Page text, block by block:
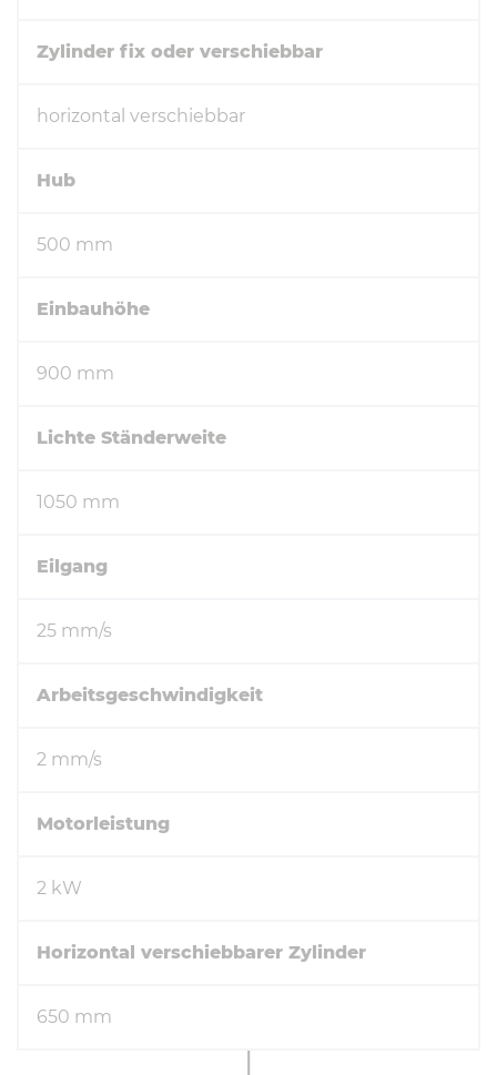
Zylinder fix oder verschiebbar
horizontal verschiebbar
Hub
500 mm
Einbauhöhe
900 mm
Lichte Ständerweite
1050 mm
Eilgang
25 mm/s
Arbeitsgeschwindigkeit
2 mm/s
Motorleistung
2 kW
Horizontal verschiebbarer Zylinder
650 mm